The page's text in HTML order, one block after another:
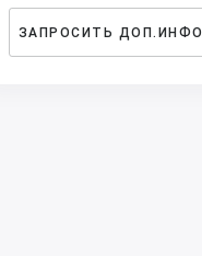
ЗАПРОСИТЬ